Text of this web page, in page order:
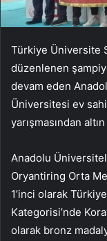
Türkiye Üniversite
düzenlenen
devam eden
Üniversitesi ev
yarışmasından
Anadolu
Oryantiring Orta
1’inci olarak
Kategorisi’nde
olarak bronz